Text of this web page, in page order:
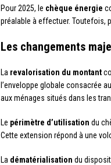
Pour 2025, le chèque énergie
préalable à effectuer. Toutefois,
Les changements
La revalorisation du montant
l’enveloppe globale consacrée
aux ménages situés dans les
Le périmètre d’utilisation du
Cette extension répond à une
La dématérialisation du